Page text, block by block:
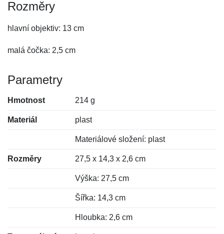
Rozměry
hlavní objektiv: 13 cm
malá čočka: 2,5 cm
Parametry
Hmotnost 214 g
Materiál plast
Materiálové složení: plast
Rozměry 27,5 x 14,3 x 2,6 cm
Výška: 27,5 cm
Šířka: 14,3 cm
Hloubka: 2,6 cm